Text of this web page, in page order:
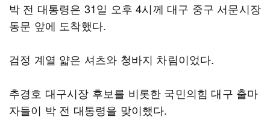
박 전 대통령은 31일 오후 4시께 대구 중구 서문시장
동문 앞에 도착했다.
검정 계열 얇은 셔츠와 청바지 차림이었다.
추경호 대구시장 후보를 비롯한 국민의힘 대구 출마
자들이 박 전 대통령을 맞이했다.